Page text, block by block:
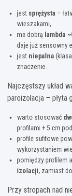
jest sprężysta –
wieszakami,
ma dobrą lambda
daje już sensowny
jest niepalna
znaczenie.
Najczęstszy układ
paroizolacja – płyta
warto stosować
profilami + 5 cm
profile sufitowe
wykorzystaniem
pomiędzy profilem
izolacji, zamiast
Przy stropach nad